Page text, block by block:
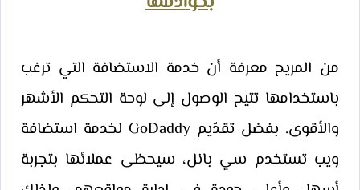
من المريح معرفة أن خدمة الاستضافة التي ترغب
باستخدامها تتيح الوصول إلى لوحة التحكم الأشهر
والأقوى. بفضل تقدّيم GoDaddy لخدمة استضافة
ويب تستخدم سي بانل، سيحظى عملائها بتجربة